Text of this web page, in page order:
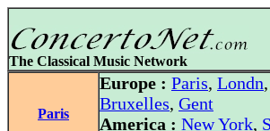
The Classical Music Network
Paris
Europe : Paris, Londn,
Bruxelles, Gent
America : New York,